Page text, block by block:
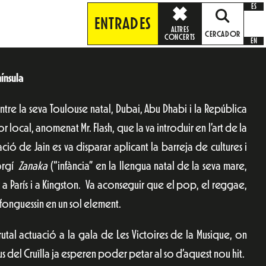
ENTRADES
ALTRES
CONCERTS
CERCADOR
ES
EN
la seva Toulouse natal, Dubai, Abu Dhabi i la República
anomenat Mr. Flash, que la va introduir en l’art de la
de Jain es va disparar aplicant la barreja de cultures i
Zanaka(“infància” en la llengua natal de la seva mare,
París i a Kingston. Va aconseguir que el pop, el reggae,
en un sol element.
actuació a la gala de Les Victoires de la Musique, on
del Cruïlla ja esperen poder petar al so d’aquest nou hit.